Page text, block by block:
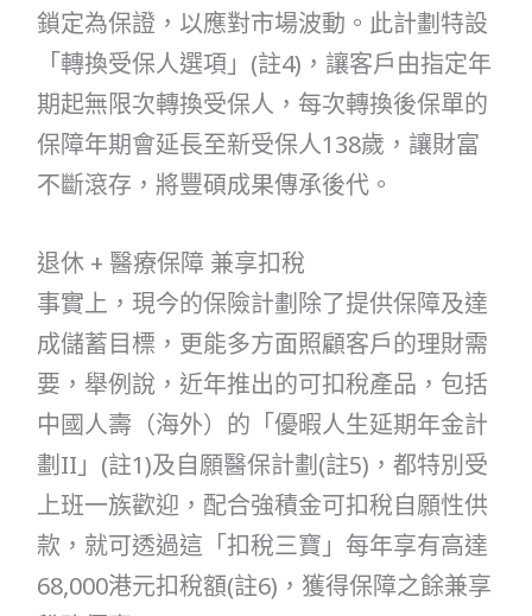
鎖定為保證，以應對市場波動。此計劃特設
「轉換受保人選項」(註4)，讓客戶由指定年
期起無限次轉換受保人，每次轉換後保單的
保障年期會延長至新受保人138歲，讓財富
不斷滾存，將豐碩成果傳承後代。
退休 + 醫療保障 兼享扣稅
事實上，現今的保險計劃除了提供保障及達
成儲蓄目標，更能多方面照顧客戶的理財需
要，舉例說，近年推出的可扣稅產品，包括
中國人壽（海外）的「優暇人生延期年金計
劃II」(註1)及自願醫保計劃(註5)，都特別受
上班一族歡迎，配合強積金可扣稅自願性供
款，就可透過這「扣稅三寶」每年享有高達
68,000港元扣稅額(註6)，獲得保障之餘兼享